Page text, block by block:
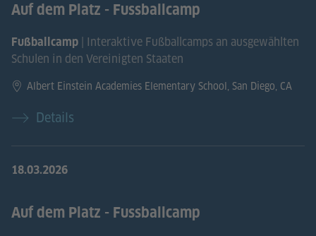
Auf dem Platz - Fussballcamp
Fußballcamp | Interaktive Fußballcamps an ausgewählten
Schulen in den Vereinigten Staaten
Albert Einstein Academies Elementary School, San Diego, CA
Details
18.03.2026
Auf dem Platz - Fussballcamp